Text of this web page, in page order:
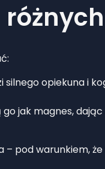
silnego opiekuna i
jak magnes,
pod warunkiem,